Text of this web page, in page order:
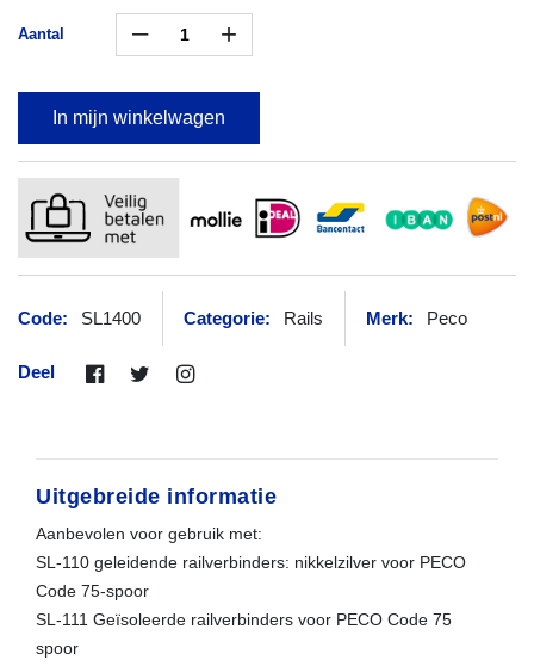
Aantal – +
In mijn winkelwagen
Code: SL1400 Categorie: Rails Merk: Peco
Deel
Uitgebreide informatie
Aanbevolen voor gebruik met:
SL-110 geleidende railverbinders: nikkelzilver voor PECO
Code 75-spoor
SL-111 Geïsoleerde railverbinders voor PECO Code 75
spoor